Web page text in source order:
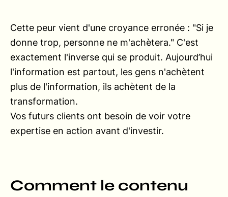
Cette peur vient d'une croyance erronée : "Si je
donne trop, personne ne m'achètera." C'est
exactement l'inverse qui se produit. Aujourd’hui
l'information est partout, les gens n'achètent
plus de l'information, ils achètent de la
transformation.
Vos futurs clients ont besoin de voir votre
expertise en action avant d'investir.
Comment le contenu